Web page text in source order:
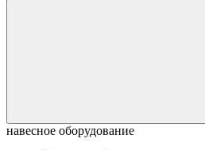
навесное оборудование